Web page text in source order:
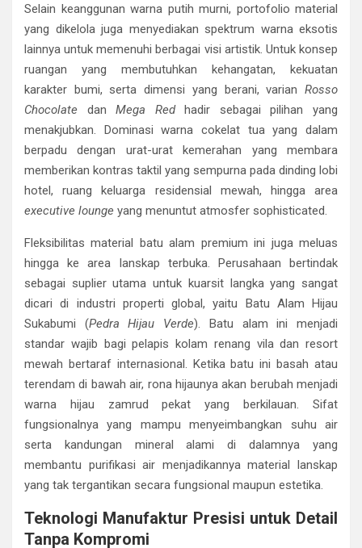
Selain keanggunan warna putih murni, portofolio material
yang dikelola juga menyediakan spektrum warna eksotis
lainnya untuk memenuhi berbagai visi artistik. Untuk konsep
ruangan yang membutuhkan kehangatan, kekuatan
karakter bumi, serta dimensi yang berani, varian Rosso
Chocolate danMega Redhadir sebagai pilihan yang
menakjubkan. Dominasi warna cokelat tua yang dalam
berpadu dengan urat-urat kemerahan yang membara
memberikan kontras taktil yang sempurna pada dinding lobi
hotel, ruang keluarga residensial mewah, hingga area
executive lounge yang menuntut atmosfer sophisticated.
Fleksibilitas material batu alam premium ini juga meluas
hingga ke area lanskap terbuka. Perusahaan bertindak
sebagai suplier utama untuk kuarsit langka yang sangat
dicari di industri properti global, yaitu Batu Alam Hijau
Sukabumi (Pedra Hijau Verde). Batu alam ini menjadi
standar wajib bagi pelapis kolam renang vila dan resort
mewah bertaraf internasional. Ketika batu ini basah atau
terendam di bawah air, rona hijaunya akan berubah menjadi
warna hijau zamrud pekat yang berkilauan. Sifat
fungsionalnya yang mampu menyeimbangkan suhu air
serta kandungan mineral alami di dalamnya yang
membantu purifikasi air menjadikannya material lanskap
yang tak tergantikan secara fungsional maupun estetika.
Teknologi Manufaktur Presisi untuk Detail
Tanpa Kompromi